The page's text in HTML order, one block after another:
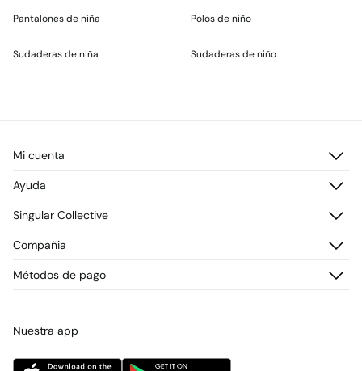
Pantalones de niña
Sudaderas de niña
Polos de niño
Sudaderas de niño
Mi cuenta
Registrarme
Direcciones de envío
Ayuda
Preguntas frecuentes
Envío
Promociones vigentes
Singular Collective
¡Únete!
Compañia
Tiendas
Métodos de pago
Nuestra app